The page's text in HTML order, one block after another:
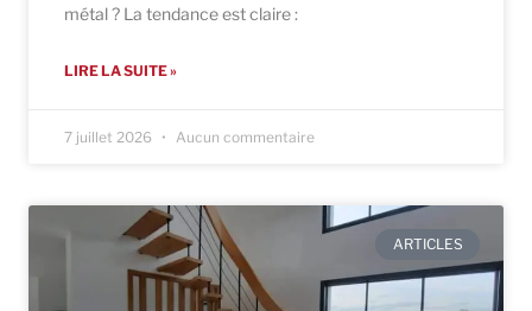
métal ? La tendance est claire :
LIRE LA SUITE »
7 juillet 2026 Aucun commentaire
ARTICLES